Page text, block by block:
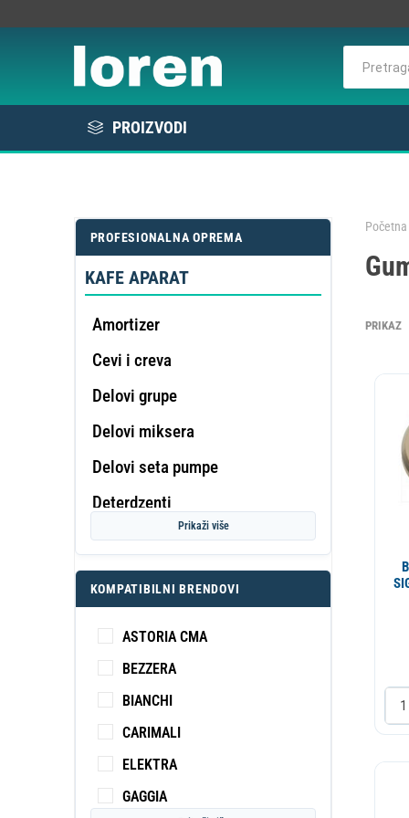
PROIZVODI
Bela tehnika
Elektro / Potrošni materijal
Profesionalna oprema
PROFESIONALNA OPREMA
KAFE APARAT
Amortizer
Cevi i creva
Delovi grupe
Delovi miksera
Delovi seta pumpe
Deterdzenti
Dihtung
Displej
Dizna
Dizna
Dozator
Dugme
Elektromotor
Prikaži više
KOMPATIBILNI BRENDOVI
ASTORIA CMA
BEZZERA
BIANCHI
CARIMALI
ELEKTRA
GAGGIA
PRIKAZ